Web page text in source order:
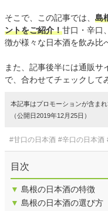
そこで、この記事では、 島
ントをご紹介！甘口・辛口
徴が様々な日本酒を飲み比
また、記事後半には通販
で、合わせてチェックして
本記事はプロモーションが含ま
（公開日2019年12月25日）
#甘口の日本酒 #辛口の日本酒
目次
▼ 島根の日本酒の特徴
▼ 島根の日本酒の選び方